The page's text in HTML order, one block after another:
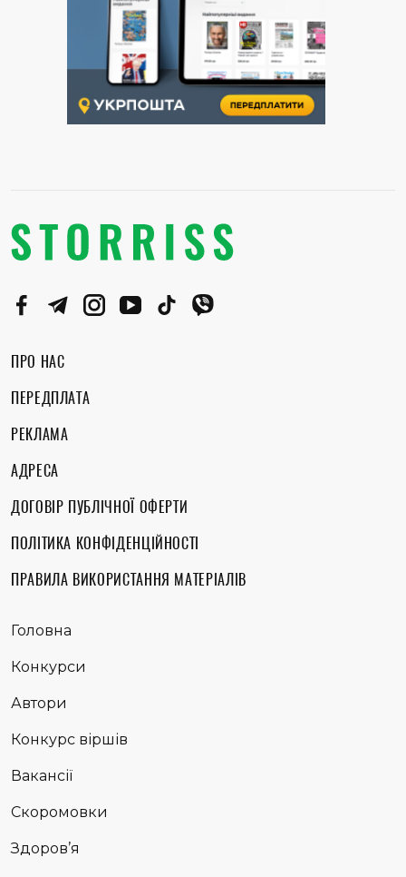
ПРО НАС
ПЕРЕДПЛАТА
РЕКЛАМА
АДРЕСА
ДОГОВІР ПУБЛІЧНОЇ ОФЕРТИ
ПОЛІТИКА КОНФІДЕНЦІЙНОСТІ
ПРАВИЛА ВИКОРИСТАННЯ МАТЕРІАЛІВ
Головна
Конкурси
Автори
Конкурс віршів
Вакансії
Скоромовки
Здоров’я